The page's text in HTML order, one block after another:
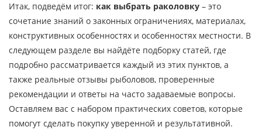
Итак, подведём итог: как выбрать раколовку – это
сочетание знаний о законных ограничениях, материалах,
конструктивных особенностях и особенностях местности. В
следующем разделе вы найдёте подборку статей, где
подробно рассматривается каждый из этих пунктов, а
также реальные отзывы рыболовов, проверенные
рекомендации и ответы на часто задаваемые вопросы.
Оставляем вас с набором практических советов, которые
помогут сделать покупку уверенной и результативной.